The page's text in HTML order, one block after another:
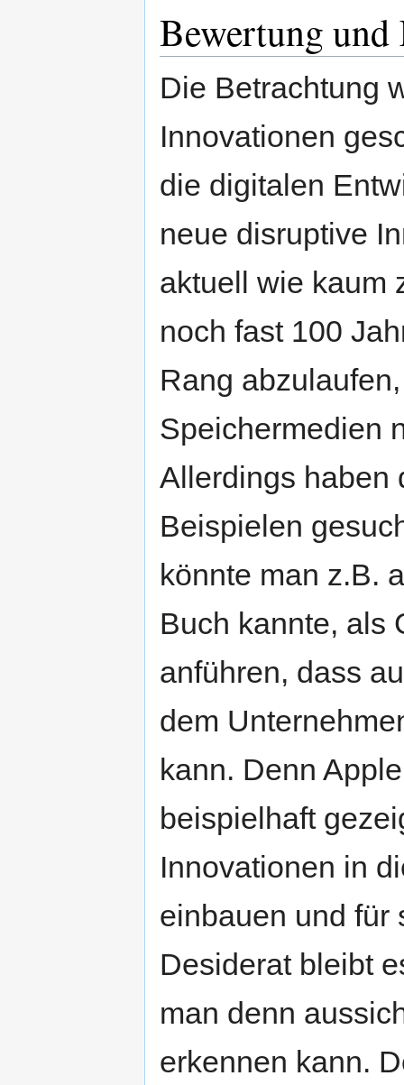
Bewertung
Die Betrachtung
Innovationen
die digitalen
neue disruptive
aktuell wie kaum
noch fast 100
Rang
Speichermedien
Allerdings haben
Beispielen
könnte man z.B.
Buch kannte, als
anführen, dass
dem
kann. Denn
beispielhaft
Innovationen in
einbauen und für
Desiderat bleibt
man denn
erkennen kann.